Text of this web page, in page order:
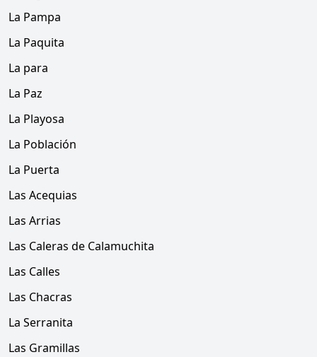
La Pampa
La Paquita
La para
La Paz
La Playosa
La Población
La Puerta
Las Acequias
Las Arrias
Las Caleras de Calamuchita
Las Calles
Las Chacras
La Serranita
Las Gramillas